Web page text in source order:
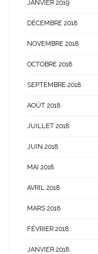
JANVIER 2019
DÉCEMBRE 2018
NOVEMBRE 2018
OCTOBRE 2018
SEPTEMBRE 2018
AOÛT 2018
JUILLET 2018
JUIN 2018
MAI 2018
AVRIL 2018
MARS 2018
FÉVRIER 2018
JANVIER 2018